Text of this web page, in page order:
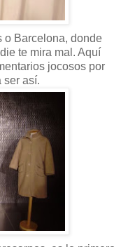
o Barcelona, donde
te mira mal. Aquí
jocosos por
ser así.